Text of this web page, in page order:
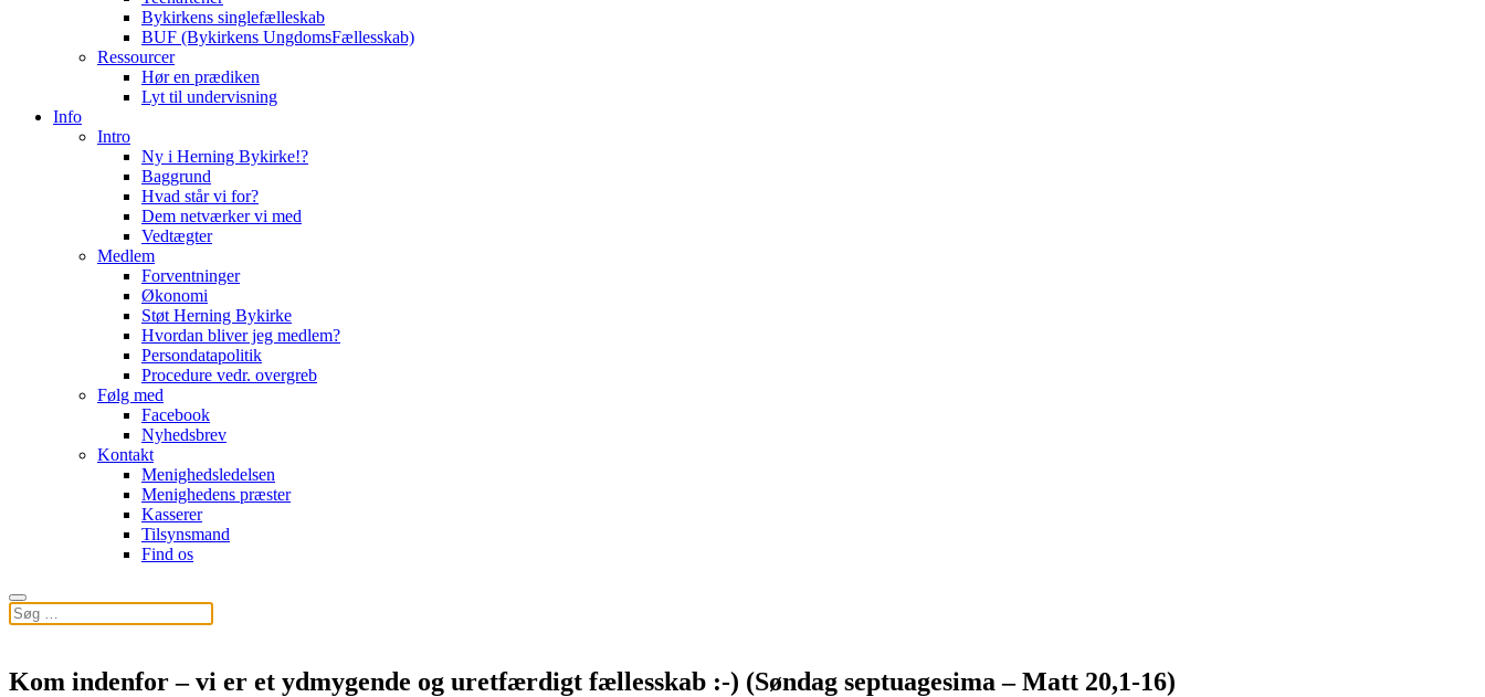
Bykirkens singlefælleskab
BUF (Bykirkens UngdomsFællesskab)
Ressourcer
Hør en prædiken
Lyt til undervisning
Info
Intro
Ny i Herning Bykirke!?
Baggrund
Hvad står vi for?
Dem netværker vi med
Vedtægter
Medlem
Forventninger
Økonomi
Støt Herning Bykirke
Hvordan bliver jeg medlem?
Persondatapolitik
Procedure vedr. overgreb
Følg med
Facebook
Nyhedsbrev
Kontakt
Menighedsledelsen
Menighedens præster
Kasserer
Tilsynsmand
Find os
Kom indenfor – vi er et ydmygende og uretfærdigt fællesskab :-) (Søndag septuagesima – Matt 20,1-16)